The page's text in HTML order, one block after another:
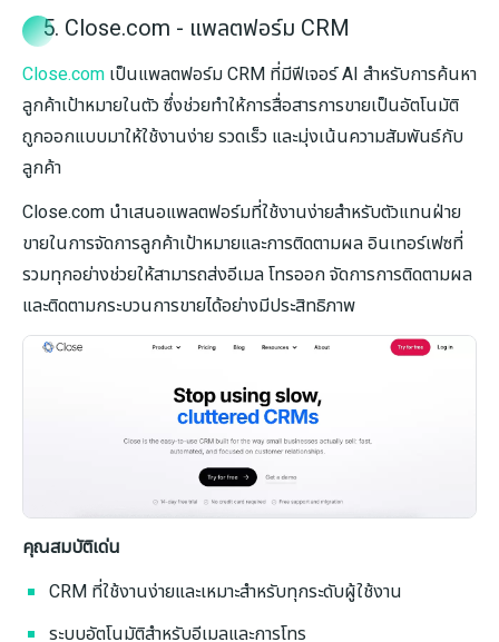
5. Close.com - แพลตฟอร์ม CRM
Close.com เป็นแพลตฟอร์ม CRM ที่มีฟีเจอร์ AI สำหรับการค้นหา
ลูกค้าเป้าหมายในตัว ซึ่งช่วยทำให้การสื่อสารการขายเป็นอัตโนมัติ
ถูกออกแบบมาให้ใช้งานง่าย รวดเร็ว และมุ่งเน้นความสัมพันธ์กับ
ลูกค้า
Close.com นำเสนอแพลตฟอร์มที่ใช้งานง่ายสำหรับตัวแทนฝ่าย
ขายในการจัดการลูกค้าเป้าหมายและการติดตามผล อินเทอร์เฟซที่
รวมทุกอย่างช่วยให้สามารถส่งอีเมล โทรออก จัดการการติดตามผล
และติดตามกระบวนการขายได้อย่างมีประสิทธิภาพ
คุณสมบัติเด่น
CRM ที่ใช้งานง่ายและเหมาะสำหรับทุกระดับผู้ใช้งาน
ระบบอัตโนมัติสำหรับอีเมลและการโทร